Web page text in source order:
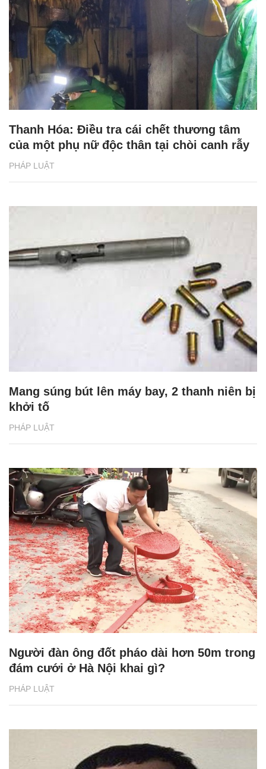
PHÁP LUẬT
Thanh Hóa: Điều tra cái chết thương tâm
của một phụ nữ độc thân tại chòi canh rẫy
PHÁP LUẬT
Mang súng bút lên máy bay, 2 thanh niên bị
khởi tố
PHÁP LUẬT
Người đàn ông đốt pháo dài hơn 50m trong
đám cưới ở Hà Nội khai gì?